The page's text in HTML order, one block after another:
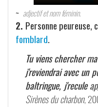
~ adjectif et nom féminin.
2. Personne peureuse,
fomblard.
Tu viens chercher
j'reviendrai avec un
baltringue, j'reculeap
Sirènes du charbon,